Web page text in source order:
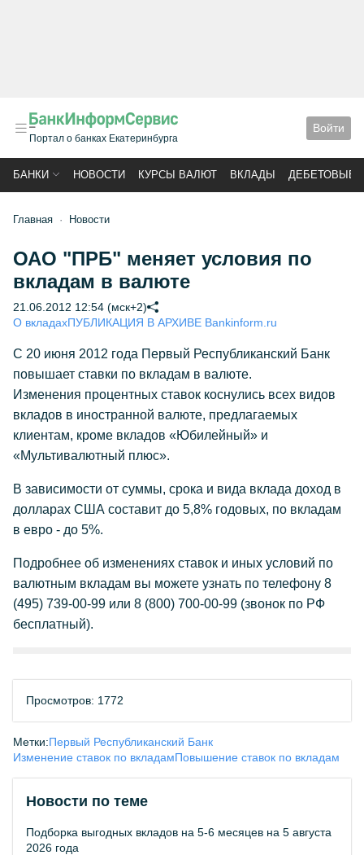
Портал о банках Екатеринбурга
Войти
БАНКИ НОВОСТИ КУРСЫ ВАЛЮТ ВКЛАДЫ ДЕБЕТОВЫЕ
Главная Новости
ОАО "ПРБ" меняет условия по
вкладам в валюте
21.06.2012 12:54 (мск+2)
О вкладахПУБЛИКАЦИЯ В АРХИВЕ Bankinform.ru
С 20 июня 2012 года Первый Республиканский Банк
повышает ставки по вкладам в валюте.
Изменения процентных ставок коснулись всех видов
вкладов в иностранной валюте, предлагаемых
клиентам, кроме вкладов «Юбилейный» и
«Мультивалютный плюс».
В зависимости от суммы, срока и вида вклада доход в
долларах США составит до 5,8% годовых, по вкладам
в евро - до 5%.
Подробнее об изменениях ставок и иных условий по
валютным вкладам вы можете узнать по телефону 8
(495) 739-00-99 или 8 (800) 700-00-99 (звонок по РФ
бесплатный).
Просмотров: 1772
Метки:Первый Республиканский Банк
Изменение ставок по вкладамПовышение ставок по вкладам
Новости по теме
Подборка выгодных вкладов на 5-6 месяцев на 5 августа
2026 года